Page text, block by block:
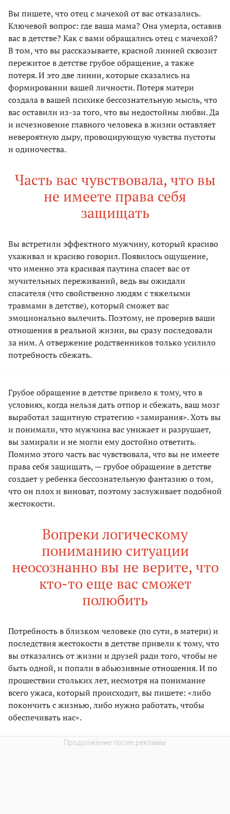
Вы пишете, что отец с мачехой от вас отказались.
Ключевой вопрос: где ваша мама? Она умерла, оставив
вас в детстве? Как с вами обращались отец с мачехой?
В том, что вы рассказываете, красной линией сквозит
пережитое в детстве грубое обращение, а также
потеря. И это две линии, которые сказались на
формировании вашей личности. Потеря матери
создала в вашей психике бессознательную мысль, что
вас оставили из-за того, что вы недостойны любви. Да
и исчезновение главного человека в жизни оставляет
невероятную дыру, провоцирующую чувства пустоты
и одиночества.
Часть вас чувствовала, что вы
не имеете права себя
защищать
Вы встретили эффектного мужчину, который красиво
ухаживал и красиво говорил. Появилось ощущение,
что именно эта красивая паутина спасет вас от
мучительных переживаний, ведь вы ожидали
спасателя (что свойственно людям с тяжелыми
травмами в детстве), который сможет вас
эмоционально вылечить. Поэтому, не проверив ваши
отношения в реальной жизни, вы сразу последовали
за ним. А отвержение родственников только усилило
потребность сбежать.
Грубое обращение в детстве привело к тому, что в
условиях, когда нельзя дать отпор и сбежать, ваш мозг
выработал защитную стратегию «замирания». Хоть вы
и понимали, что мужчина вас унижает и разрушает,
вы замирали и не могли ему достойно ответить.
Помимо этого часть вас чувствовала, что вы не имеете
права себя защищать, — грубое обращение в детстве
создает у ребенка бессознательную фантазию о том,
что он плох и виноват, поэтому заслуживает подобной
жестокости.
Вопреки логическому
пониманию ситуации
неосознанно вы не верите, что
кто-то еще вас сможет
полюбить
Потребность в близком человеке (по сути, в матери) и
последствия жестокости в детстве привели к тому, что
вы отказались от жизни и друзей ради того, чтобы не
быть одной, и попали в абьюзивные отношения. И по
прошествии стольких лет, несмотря на понимание
всего ужаса, который происходит, вы пишете: «либо
покончить с жизнью, либо нужно работать, чтобы
обеспечивать нас».